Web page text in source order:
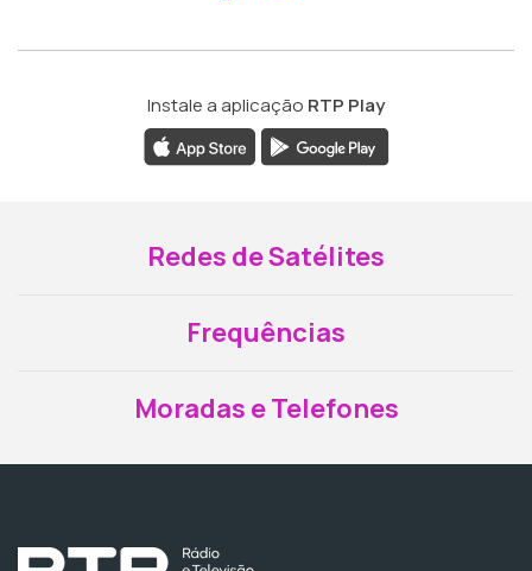
Instale a aplicação RTP Play
Redes de Satélites
Frequências
Moradas e Telefones